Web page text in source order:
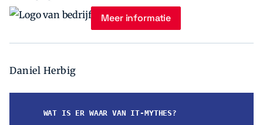
Meer informatie
Daniel Herbig
WAT IS ER WAAR VAN IT-MYTHES?